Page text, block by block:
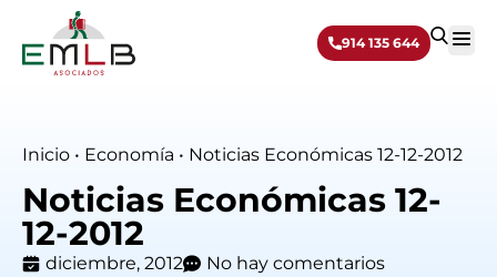
914 135 644
Inicio • Economía • Noticias Económicas 12-12-2012
Noticias Económicas 12-
12-2012
diciembre, 2012 No hay comentarios